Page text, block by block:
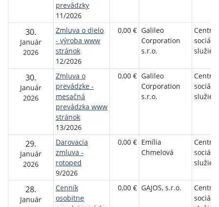
prevádzky
11/2026
30.
Január
2026
Zmluva o dielo
- výroba www
stránok
12/2026
0,00 € Galileo
Corporation
s.r.o.
služieb
30.
Január
2026
Zmluva o
prevádzke -
mesačná
prevádzka www
stránok
13/2026
0,00 € Galileo
Corporation
s.r.o.
služieb
29.
Január
2026
Darovacia
zmluva -
rotoped
9/2026
0,00 € Emília
Chmelová
služieb
28.
Január
Cenník
osobitne
0,00 € GAJOS, s.r.o.